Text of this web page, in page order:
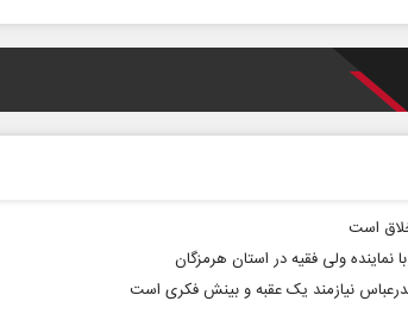
است
نماینده ولی فقیه در استان هرمزگان
نیازمند یک عقبه و بینش فکری است